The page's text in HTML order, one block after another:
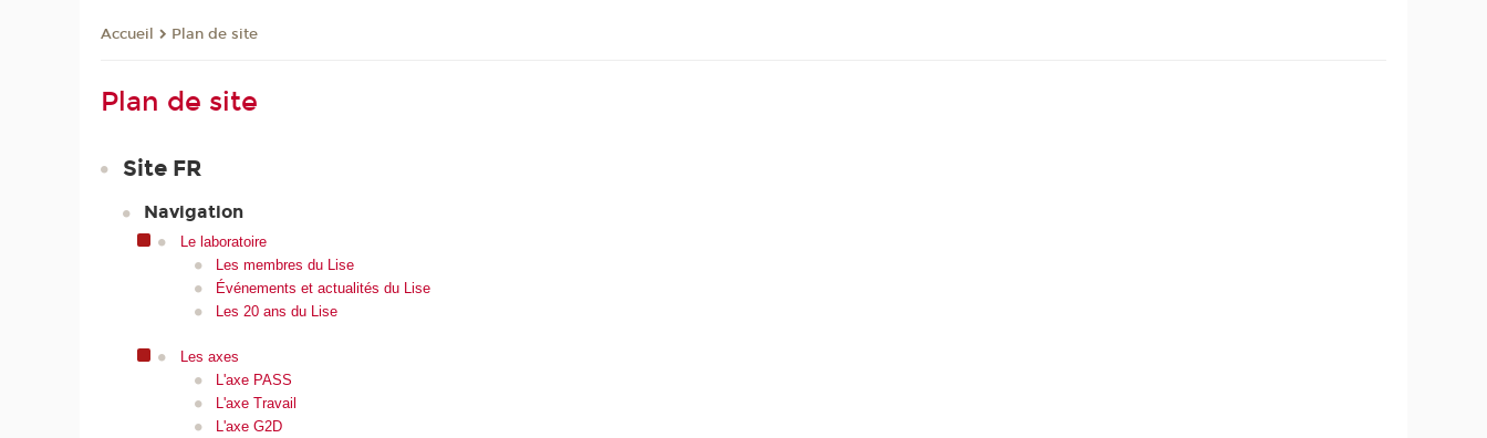
Accueil Plan de site
Plan de site
Site FR
Navigation
Le laboratoire
Les membres du Lise
Événements et actualités du Lise
Les 20 ans du Lise
Les axes
L'axe PASS
L'axe Travail
L'axe G2D